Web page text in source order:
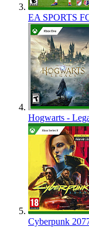
EA SPORTS
Hogwarts -
Cyberpunk